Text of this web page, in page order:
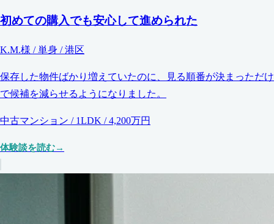
初めての購入でも安心して進められた
K.M.様 / 単身 / 港区
保存した物件ばかり増えていたのに、見る順番が決まっただけ
で候補を減らせるようになりました。
中古マンション / 1LDK / 4,200万円
体験談を読む